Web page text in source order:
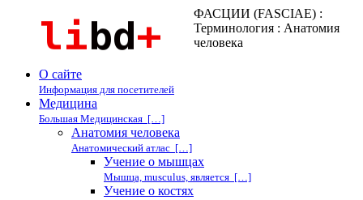
ФАСЦИИ (FASCIAE) :
Терминология : Анатомия
человека
О сайте
Информация для посетителей
Медицина
Большая Медицинская […]
Анатомия человека
Анатомический атлас […]
Учение о мышцах
Мышца, musculus, является […]
Учение о костях